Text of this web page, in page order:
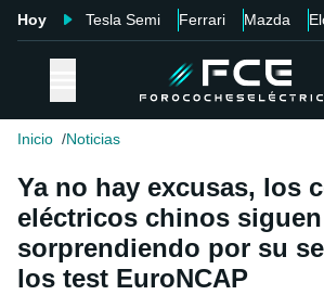
Hoy Tesla Semi Ferrari Mazda
Inicio Noticias
Ya no hay excusas, los
eléctricos chinos siguen
sorprendiendo por su
los test EuroNCAP